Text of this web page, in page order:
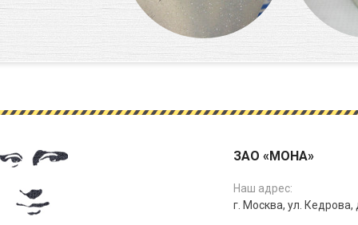
ЗАО «МОНА»
Наш адрес:
г. Москва, ул. Кедрова,